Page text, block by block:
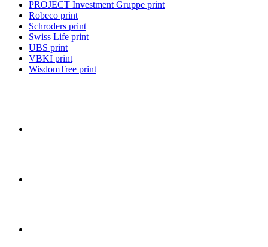
PROJECT Investment Gruppe print
Robeco print
Schroders print
Swiss Life print
UBS print
VBKI print
WisdomTree print